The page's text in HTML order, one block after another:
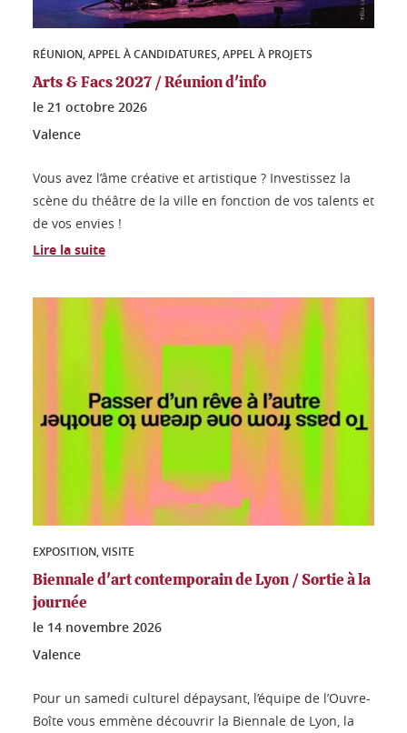
RÉUNION, APPEL À CANDIDATURES, APPEL À PROJETS
Arts & Facs 2027 / Réunion d'info
le 21 octobre 2026
Valence
Vous avez l’âme créative et artistique ? Investissez la
scène du théâtre de la ville en fonction de vos talents et
de vos envies !
Lire la suite
EXPOSITION, VISITE
Biennale d'art contemporain de Lyon / Sortie à la
journée
le 14 novembre 2026
Valence
Pour un samedi culturel dépaysant, l’équipe de l’Ouvre-
Boîte vous emmène découvrir la Biennale de Lyon, la